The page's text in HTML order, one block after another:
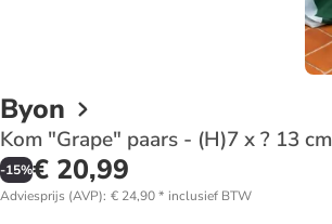
Byon
Kom "Grape" paars - (H)7 x ? 13 cm
-15%€ 20,99
Adviesprijs (AVP): € 24,90* inclusief BTW